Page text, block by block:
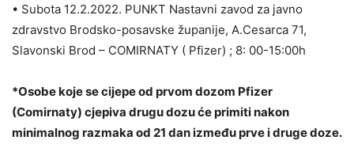
• Subota 12.2.2022. PUNKT Nastavni zavod za javno
zdravstvo Brodsko-posavske županije, A.Cesarca 71,
Slavonski Brod – COMIRNATY ( Pfizer) ; 8: 00-15:00h
*Osobe koje se cijepe od prvom dozom Pfizer
(Comirnaty) cjepiva drugu dozu će primiti nakon
minimalnog razmaka od 21 dan između prve i druge doze.